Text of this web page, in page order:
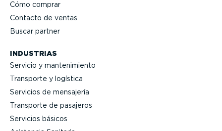
Cómo comprar
Contacto de ventas
Buscar partner
INDUSTRIAS
Servicio y mante­ni­miento
Transporte y logística
Servicios de mensajería
Transporte de pasajeros
Servicios básicos